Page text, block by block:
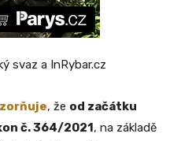
svaz a InRybar.cz
, že od začátku
č. 364/2021, na základě